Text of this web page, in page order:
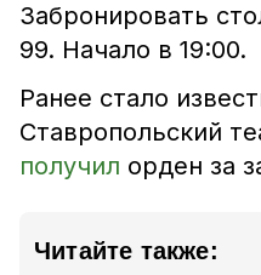
Забронировать
99. Начало в 19:00.
Ранее стало
Ставропольский
получил орден за
Читайте также: